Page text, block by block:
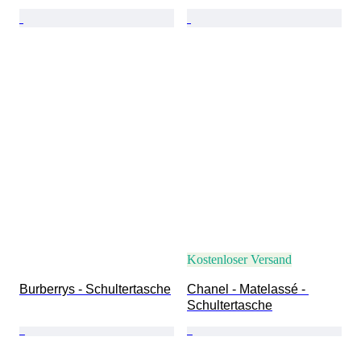
Burberrys - Schultertasche
Kostenloser Versand
Chanel - Matelassé -
Schultertasche